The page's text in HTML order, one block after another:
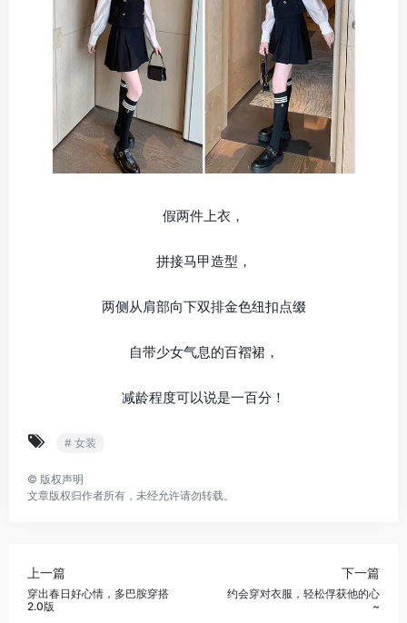
假两件上衣，
拼接马甲造型，
两侧从肩部向下双排金色纽扣点缀
自带少女气息的百褶裙，
减龄程度可以说是一百分！
# 女装
© 版权声明
文章版权归作者所有，未经允许请勿转载。
上一篇
穿出春日好心情，多巴胺穿搭
2.0版
下一篇
约会穿对衣服，轻松俘获他的心
~